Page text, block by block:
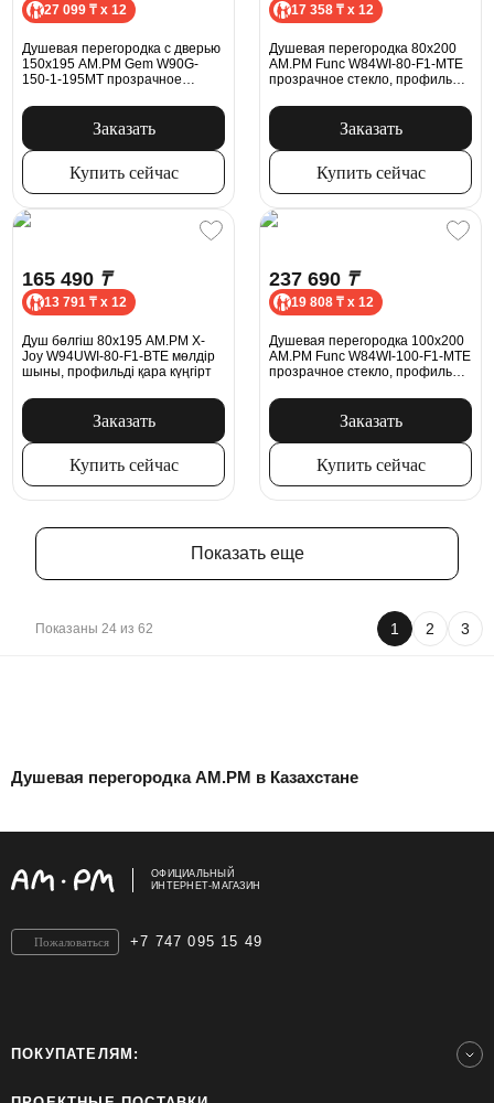
27 099 ₸ x 12
Душевая перегородка с дверью
150x195 AM.PM Gem W90G-
150-1-195MT прозрачное
Заказать
Купить сейчас
17 358 ₸ x 12
Душевая перегородка 80x200
AM.PM Func W84WI-80-F1-MTE
прозрачное стекло, профиль
Заказать
Купить сейчас
165 490 ₸
13 791 ₸ x 12
Душ бөлгіш 80x195 AM.PM X-
Joy W94UWI-80-F1-BTE мөлдір
шыны, профильді қара күңгірт
Заказать
Купить сейчас
237 690 ₸
19 808 ₸ x 12
Душевая перегородка 100x200
AM.PM Func W84WI-100-F1-MTE
прозрачное стекло, профиль
Заказать
Купить сейчас
Показать еще
Показаны 24 из 62 1 2 3
Душевая перегородка AM.PM в Казахстане
ОФИЦИАЛЬНЫЙ
ИНТЕРНЕТ-МАГАЗИН
+7 747 095 15 49
Пожаловаться
ПОКУПАТЕЛЯМ: